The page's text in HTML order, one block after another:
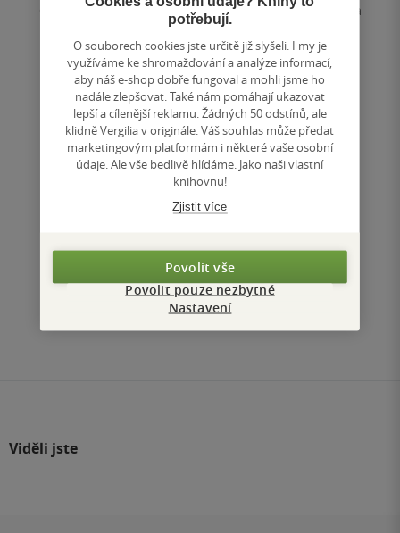
Obnova sil, lepší trávení, úleva od zdravotních potíží a
navíc optimalizace hmotnosti – to vše slibuje
aktualizované vydání...
269 Kč
Běžně389 Kč
Do košíku
Uložit do seznamu
Nahoru
Zobrazeno 3 z 3
1
Přejít
na
/ 1
Viděli jste
potřebují.
O souborech cookies jste určitě již slyšeli. I my je
využíváme ke shromažďování a analýze informací,
aby náš e-shop dobře fungoval a mohli jsme ho
nadále zlepšovat. Také nám pomáhají ukazovat
lepší a cílenější reklamu. Žádných 50 odstínů, ale
klidně Vergilia v originále. Váš souhlas může předat
marketingovým platformám i některé vaše osobní
údaje. Ale vše bedlivě hlídáme. Jako naši vlastní
knihovnu!
Zjistit více
Povolit vše
Povolit pouze nezbytné
Nastavení